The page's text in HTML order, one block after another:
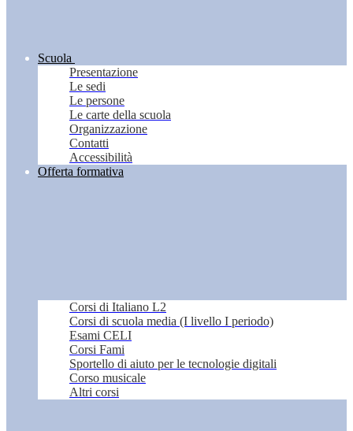
Scuola
Presentazione
Le sedi
Le persone
Le carte della scuola
Organizzazione
Contatti
Accessibilità
Offerta formativa
Corsi di Italiano L2
Corsi di scuola media (I livello I periodo)
Esami CELI
Corsi Fami
Sportello di aiuto per le tecnologie digitali
Corso musicale
Altri corsi